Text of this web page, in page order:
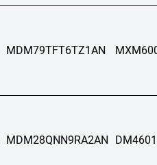
MDM79TFT6TZ1AN
MDM28QNN9RA2AN